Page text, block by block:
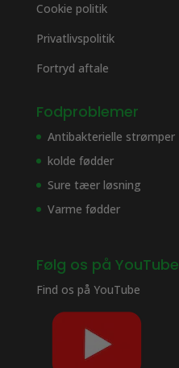
Cookie politik
Privatlivspolitik
Fortryd aftale
Fodproblemer
Antibakterielle strømper
kolde fødder
Sure tæer løsning
Varme fødder
Følg os på YouTube
Find os på YouTube